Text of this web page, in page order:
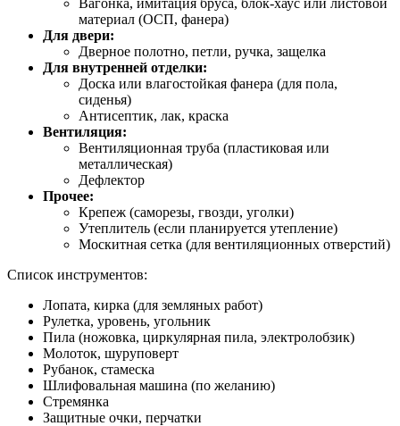
материал (ОСП, фанера)
Для двери:
Дверное полотно, петли, ручка, защелка
Для внутренней отделки:
Доска или влагостойкая фанера (для пола,
сиденья)
Антисептик, лак, краска
Вентиляция:
Вентиляционная труба (пластиковая или
металлическая)
Дефлектор
Прочее:
Крепеж (саморезы, гвозди, уголки)
Утеплитель (если планируется утепление)
Москитная сетка (для вентиляционных отверстий)
Список инструментов:
Лопата, кирка (для земляных работ)
Рулетка, уровень, угольник
Пила (ножовка, циркулярная пила, электролобзик)
Молоток, шуруповерт
Рубанок, стамеска
Шлифовальная машина (по желанию)
Стремянка
Защитные очки, перчатки